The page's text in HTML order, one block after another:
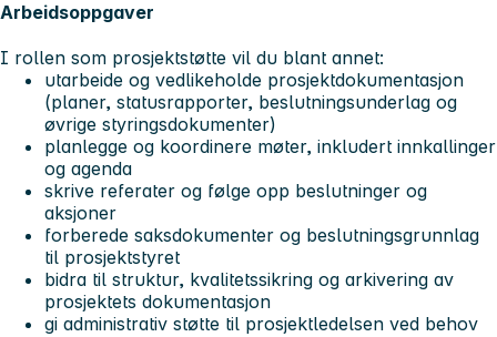
Arbeidsoppgaver
I rollen som prosjektstøtte vil du blant annet:
utarbeide og vedlikeholde prosjektdokumentasjon
(planer, statusrapporter, beslutningsunderlag og
øvrige styringsdokumenter)
planlegge og koordinere møter, inkludert innkallinger
og agenda
skrive referater og følge opp beslutninger og
aksjoner
forberede saksdokumenter og beslutningsgrunnlag
til prosjektstyret
bidra til struktur, kvalitetssikring og arkivering av
prosjektets dokumentasjon
gi administrativ støtte til prosjektledelsen ved behov